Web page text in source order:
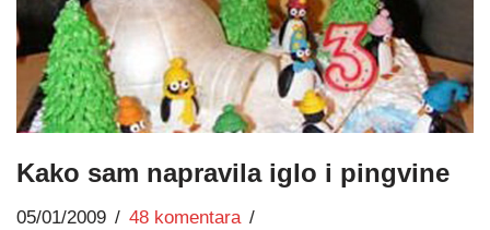
Kako sam napravila iglo i pingvine
05/01/2009
48 komentara